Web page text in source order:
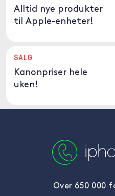
Alltid nye produkter
til Apple-enheter!
SALG
Kanonpriser hele
uken!
Over 650 000